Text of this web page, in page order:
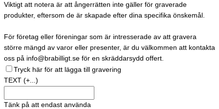
Viktigt att notera är att ångerrätten inte gäller för graverade
produkter, eftersom de är skapade efter dina specifika önskemål.
För företag eller föreningar som är intresserade av att gravera
större mängd av varor eller presenter, är du välkommen att kontakta
oss på info@brabilligt.se för en skräddarsydd offert.
Tryck här för att lägga till gravering
TEXT (+...)
Tänk på att endast använda